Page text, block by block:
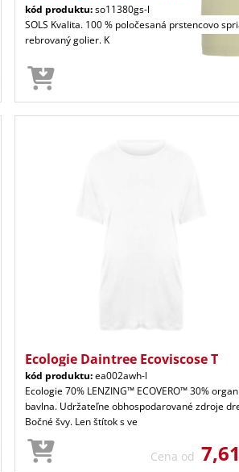
kód produktu:so11380gs-l
SOLS Kvalita. 100 % poločesaná prstencovo
rebrovaný golier. K
Ecologie Daintree Ecoviscose T
kód produktu:ea002awh-l
Ecologie 70% LENZING™ ECOVERO™ 30%
bavlna. Udržateľne obhospodarované zdroje
Bočné švy. Len štítok s ve
Cena od